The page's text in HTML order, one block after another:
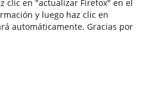
clic en "actualizar Firefox" en el
y luego haz clic en
automáticamente. Gracias por